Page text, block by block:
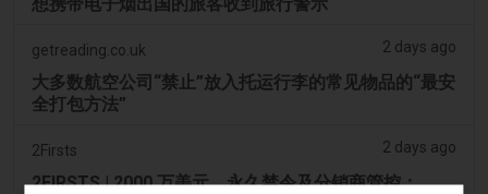
getreading.co.uk 2 days ago
大多数航空公司“禁止”放入托运行李的常见物品的“最安
全打包方法”
2Firsts 2 days ago
2FIRSTS | 2000 万美元、永久禁令及分销商管控：